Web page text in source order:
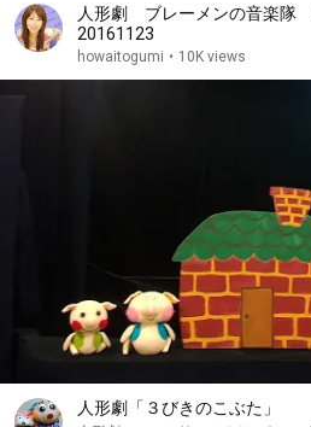
人形劇 ブレーメンの音楽
20161123
howaitogumi • 10K views
人形劇「３びきのこぶた」